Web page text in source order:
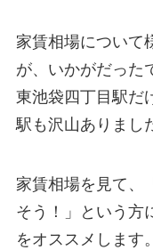
家賃相場について
が、いかがだった
東池袋四丁目駅だ
駅も沢山ありまし
家賃相場を見て、
そう！」という方
をオススメします。